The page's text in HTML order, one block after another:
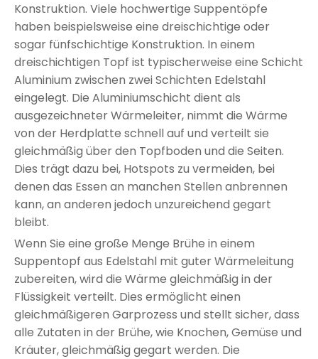
Konstruktion. Viele hochwertige Suppentöpfe
haben beispielsweise eine dreischichtige oder
sogar fünfschichtige Konstruktion. In einem
dreischichtigen Topf ist typischerweise eine Schicht
Aluminium zwischen zwei Schichten Edelstahl
eingelegt. Die Aluminiumschicht dient als
ausgezeichneter Wärmeleiter, nimmt die Wärme
von der Herdplatte schnell auf und verteilt sie
gleichmäßig über den Topfboden und die Seiten.
Dies trägt dazu bei, Hotspots zu vermeiden, bei
denen das Essen an manchen Stellen anbrennen
kann, an anderen jedoch unzureichend gegart
bleibt.
Wenn Sie eine große Menge Brühe in einem
Suppentopf aus Edelstahl mit guter Wärmeleitung
zubereiten, wird die Wärme gleichmäßig in der
Flüssigkeit verteilt. Dies ermöglicht einen
gleichmäßigeren Garprozess und stellt sicher, dass
alle Zutaten in der Brühe, wie Knochen, Gemüse und
Kräuter, gleichmäßig gegart werden. Die